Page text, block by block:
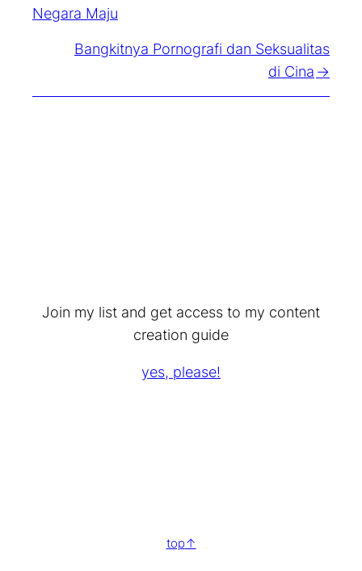
Negara Maju
Bangkitnya Pornografi dan Seksualitas
di Cina
Join my list and get access to my content
creation guide
yes, please!
top